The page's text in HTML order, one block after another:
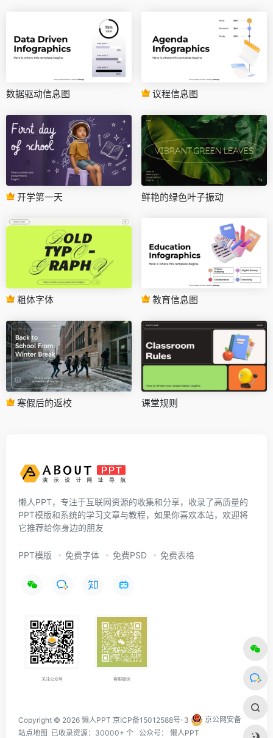
数据驱动信息图 议程信息图
开学第一天 鲜艳的绿色叶子振动
粗体字体 教育信息图
寒假后的返校 课堂规则
懒人PPT，专注于互联网资源的收集和分享，收录了高质量的
PPT模版和系统的学习文章与教程，如果你喜欢本站，欢迎将
它推荐给你身边的朋友
PPT模版 免费字体 免费PSD 免费表格
关注公众号 客服微信
Copyright © 2026 懒人PPT 京ICP备15012588号-3
京公网安备
站点地图 已收录资源：30000+ 个 公众号： 懒人PPT